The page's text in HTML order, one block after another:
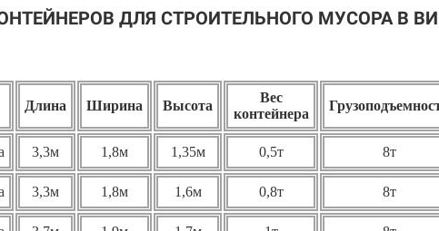
ДЛЯ СТРОИТЕЛЬНОГО МУСОРА В
Длина Ширина Высота
Вес
контейнера
3,3м 1,8м 1,35м 0,5т 8т
3,3м 1,8м 1,6м 0,8т 8т